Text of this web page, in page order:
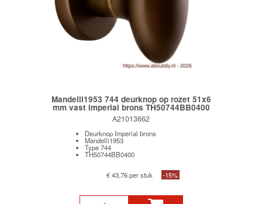
Mandelli1953 744 deurknop op rozet 51x6
mm vast imperial brons TH50744BB0400
A21013662
Deurknop Imperial brons
Mandelli1953
Type 744
TH50744BB0400
€ 43,76 per stuk -15%